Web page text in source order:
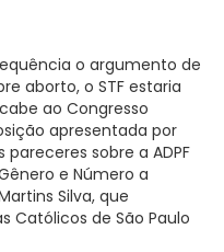
o argumento de
aborto, o STF estaria
ao Congresso
apresentada por
sobre a ADPF
e Número a
Silva, que
Católicos de São Paulo